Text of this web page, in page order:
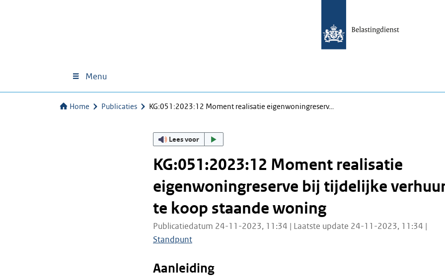
Menu
Home Publicaties KG:051:2023:12 Moment realisatie eigenwoningreserv…
Lees voor
KG:051:2023:12 Moment realisatie
eigenwoningreserve bij tijdelijke
te koop staande woning
Publicatiedatum 24-11-2023, 11:34 | Laatste update 24-11-2023, 11:34 |
Standpunt
Aanleiding